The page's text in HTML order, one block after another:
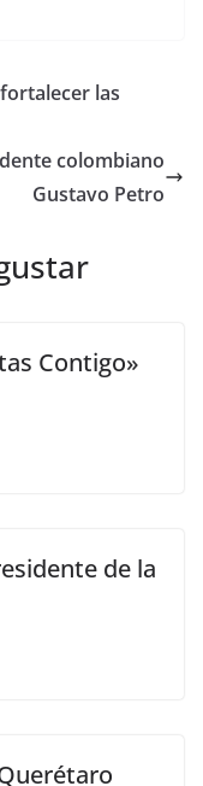
e
las
colombiano
Gustavo Petro
Contigo»
de la